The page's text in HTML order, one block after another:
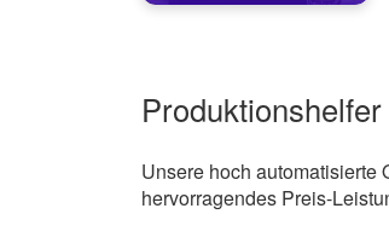
Unsere hoch automatisierte
hervorragendes Preis-